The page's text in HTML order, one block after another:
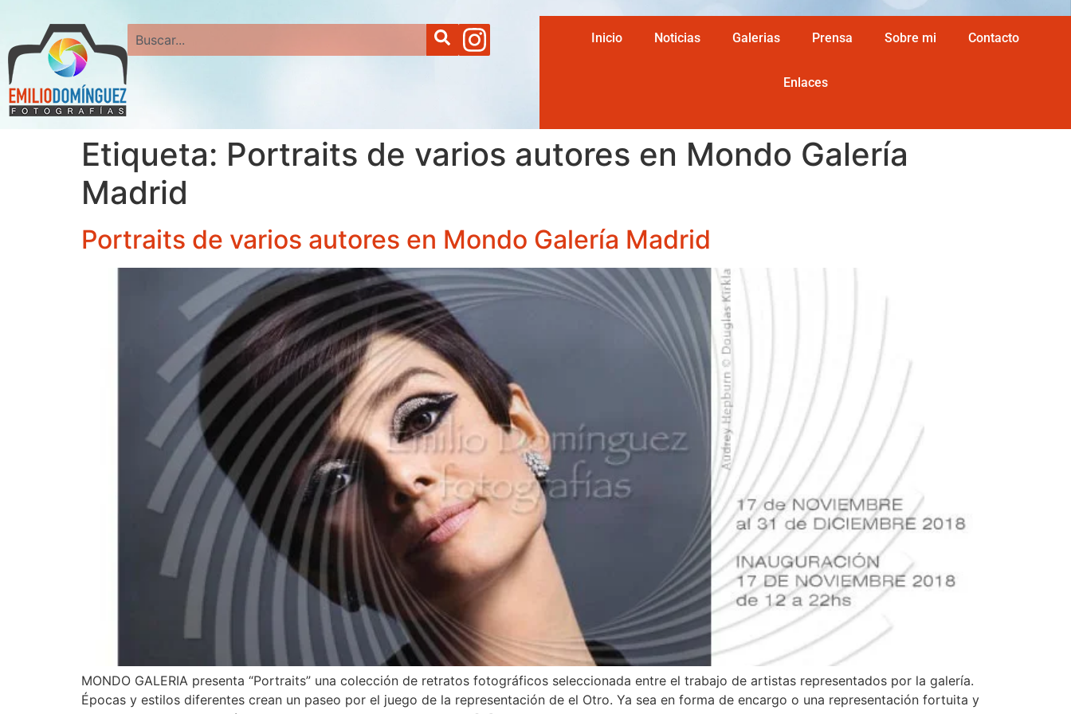
Search
Inicio Noticias Galerias Prensa Sobre mi Contacto
Enlaces
Etiqueta: Portraits de varios autores en Mondo Galería
Madrid
Portraits de varios autores en Mondo Galería Madrid
MONDO GALERIA presenta “Portraits” una colección de retratos fotográficos seleccionada entre el trabajo de artistas representados por la galería.
Épocas y estilos diferentes crean un paseo por el juego de la representación de el Otro. Ya sea en forma de encargo o una representación fortuita y